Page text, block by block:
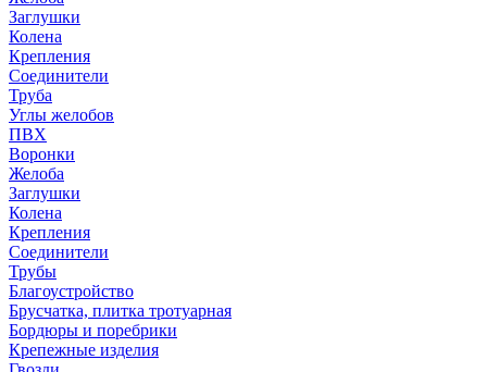
Заглушки
Колена
Крепления
Соединители
Труба
Углы желобов
ПВХ
Воронки
Желоба
Заглушки
Колена
Крепления
Соединители
Трубы
Благоустройство
Брусчатка, плитка тротуарная
Бордюры и поребрики
Крепежные изделия